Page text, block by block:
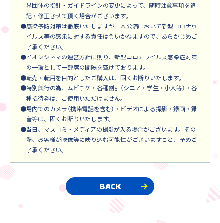
界団体の指針・ガイドラインの変更によって、随時注意事項を追
記・修正させて頂く場合がございます。
●感染予防対策は徹底いたしますが、本公演において新型コロナウ
イルス等の感染に対する責任は負いかねますので、あらかじめご
了承ください。
●イオンシネマの運営方針に則り、新型コロナウイルス感染症対策
の一環として一部席の間隔を空けております。
●転売・転用を目的としたご購入は、固くお断りいたします。
●特別興行の為、ムビチケ・各種割引（シニア・学生・小人等）・各
種招待券は、ご使用いただけません。
●場内でのカメラ（携帯電話を含む）・ビデオによる撮影・録画・録
音等は、固くお断りいたします。
●当日、マスコミ・メディアの撮影が入る場合がございます。その
際、お客様が映像等に映り込む可能性がございますこと、予めご
了承ください。
BACK